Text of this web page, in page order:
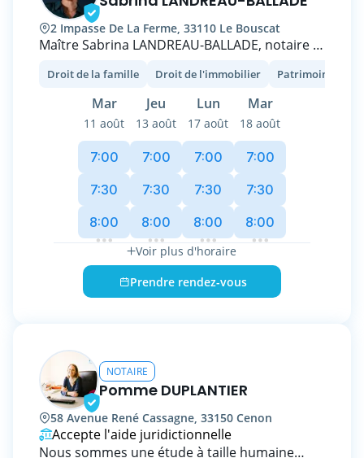
2 Impasse De La Ferme, 33110 Le Bouscat
Maître Sabrina LANDREAU-BALLADE, notaire à
accompagner en droit de la famille, droit
immobilier, gestion de patrimoine et droit des
affaires.
réaliser tous les actes notariés dont vous
pourriez avoir besoin dans les moments
importants de votre vie: mariage, PACS,
divorce, séparation, acquisition, vente,
donation et succession, etc.
Au service et à l'écoute de ses clients elle sera
à vos côtés et vous accompagnera à chaque
L'engagement de son Etude : vous garantir
relation de confiance.
Droit de la famille Droit de l'immobilier Patrimoine et
Mar Jeu Lun Mar
11 août 13 août 17 août 18 août
7:00
7:30
8:00
7:00
7:30
8:00
7:00
7:30
8:00
7:00
7:30
8:00
Voir plus d'horaire
Prendre rendez-vous
NOTAIRE
Pomme DUPLANTIER
58 Avenue René Cassagne, 33150 Cenon
Accepte l'aide juridictionnelle
Nous sommes une étude à taille humaine